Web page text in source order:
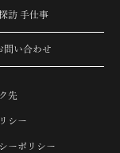
訪 手仕事
問い合わせ
先
シー
ーポリシー